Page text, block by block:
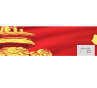
广告